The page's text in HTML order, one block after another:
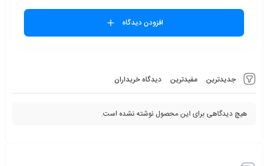
جدیدترین مفیدترین دیدگاه خریداران
هیچ دیدگاهی برای این محصول نوشته نشده است.
افزودن دیدگاه